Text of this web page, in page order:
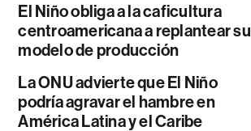
El Niño obliga a la caficultura
centroamericana a replantear su
modelo de producción
La ONU advierte que El Niño
podría agravar el hambre en
América Latina y el Caribe